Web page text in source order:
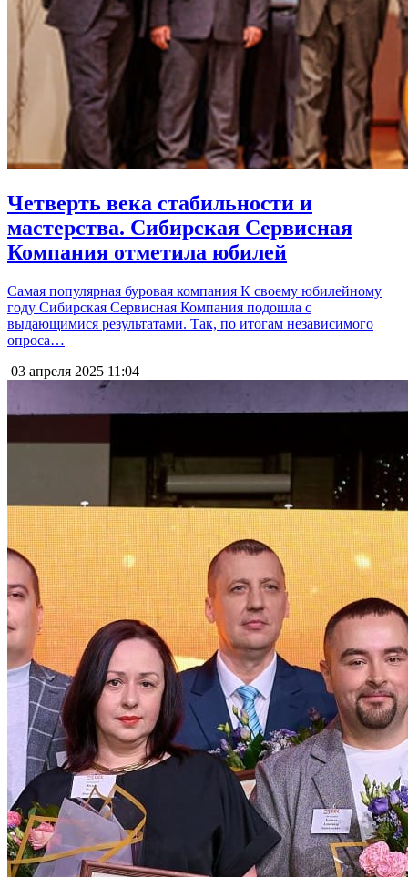
Четверть века стабильности и
мастерства. Сибирская Сервисная
Компания отметила юбилей
Самая популярная буровая компания К своему юбилейному
году Сибирская Сервисная Компания подошла с
выдающимися результатами. Так, по итогам независимого
опроса…
03 апреля 2025 11:04